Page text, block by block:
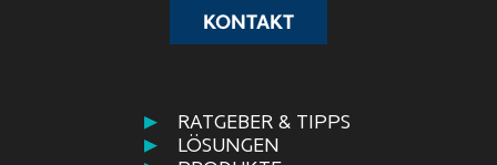
RATGEBER & TIPPS
LÖSUNGEN
KONTAKT